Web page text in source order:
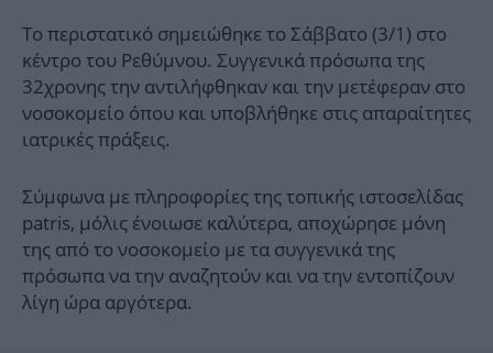
Το περιστατικό σημειώθηκε το Σάββατο (3/1) στο
κέντρο του Ρεθύμνου. Συγγενικά πρόσωπα της
32χρονης την αντιλήφθηκαν και την μετέφεραν στο
νοσοκομείο όπου και υποβλήθηκε στις απαραίτητες
ιατρικές πράξεις.
Σύμφωνα με πληροφορίες της τοπικής ιστοσελίδας
patris, μόλις ένοιωσε καλύτερα, αποχώρησε μόνη
της από το νοσοκομείο με τα συγγενικά της
πρόσωπα να την αναζητούν και να την εντοπίζουν
λίγη ώρα αργότερα.